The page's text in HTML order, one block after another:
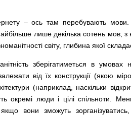
– ось там перебувають мови.
лише декілька сотень мов,
світу, глибина якої
зберігатиметься в умовах
від їх конструкції (якою
(наприклад, наскільки
окремі люди і цілі спільноти.
вони зможуть